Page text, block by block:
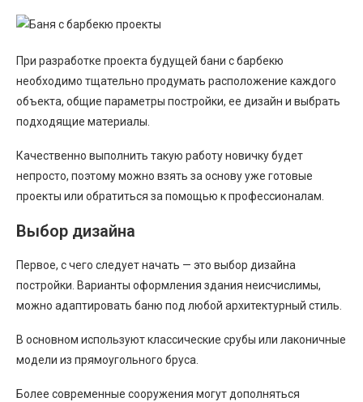
При разработке проекта будущей бани с барбекю
необходимо тщательно продумать расположение каждого
объекта, общие параметры постройки, ее дизайн и выбрать
подходящие материалы.
Качественно выполнить такую работу новичку будет
непросто, поэтому можно взять за основу уже готовые
проекты или обратиться за помощью к профессионалам.
Выбор дизайна
Первое, с чего следует начать — это выбор дизайна
постройки. Варианты оформления здания неисчислимы,
можно адаптировать баню под любой архитектурный стиль.
В основном используют классические срубы или лаконичные
модели из прямоугольного бруса.
Более современные сооружения могут дополняться